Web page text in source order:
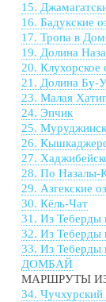
15.
16. Бадукские
17. Тропа в
19. Долина
20. Клухорское
21. Долина Бу-
23. Малая
24. Эпчик
25.
26.
27.
28. По Назалы-
29. Азгекские
30. Кёль-Чат
31. Из Теберды
32. Из Теберды
33. Из Теберды
ДОМБАЙ
МАРШРУТЫ
34. Чучхурский